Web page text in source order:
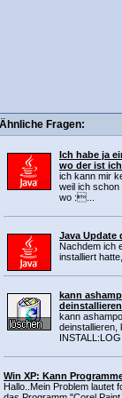
Ähnliche Fragen:
Ich habe ja
wo der ist
ich kann mir
weil ich
wo :...
Java Update
Nachdem ich
installiert
kann
deinstallieren
kann
deinstallieren,
Win XP: Kann
Hallo..Mein Problem lautet